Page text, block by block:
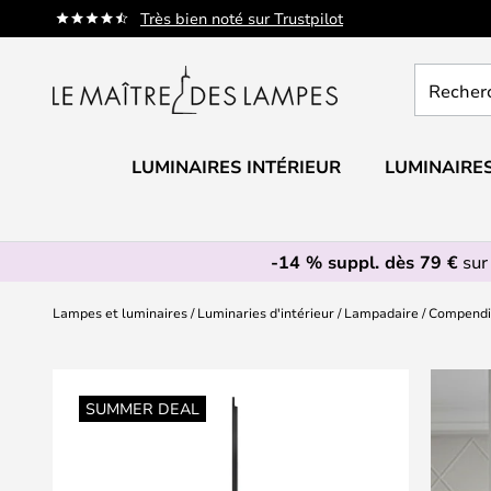
Très bien noté sur Trustpilot
Allez
au
un
LUMINAIRES INTÉRIEUR
-14 % suppl. dès 79 €
Lampes et luminaires Luminaries d'intérieur Lampadaire
SUMMER DEAL